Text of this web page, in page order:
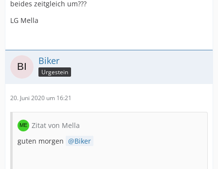
beides zeitgleich um???
LG Mella
Biker
Urgestein
20. Juni 2020 um 16:21
Zitat von Mella
guten morgen
Biker